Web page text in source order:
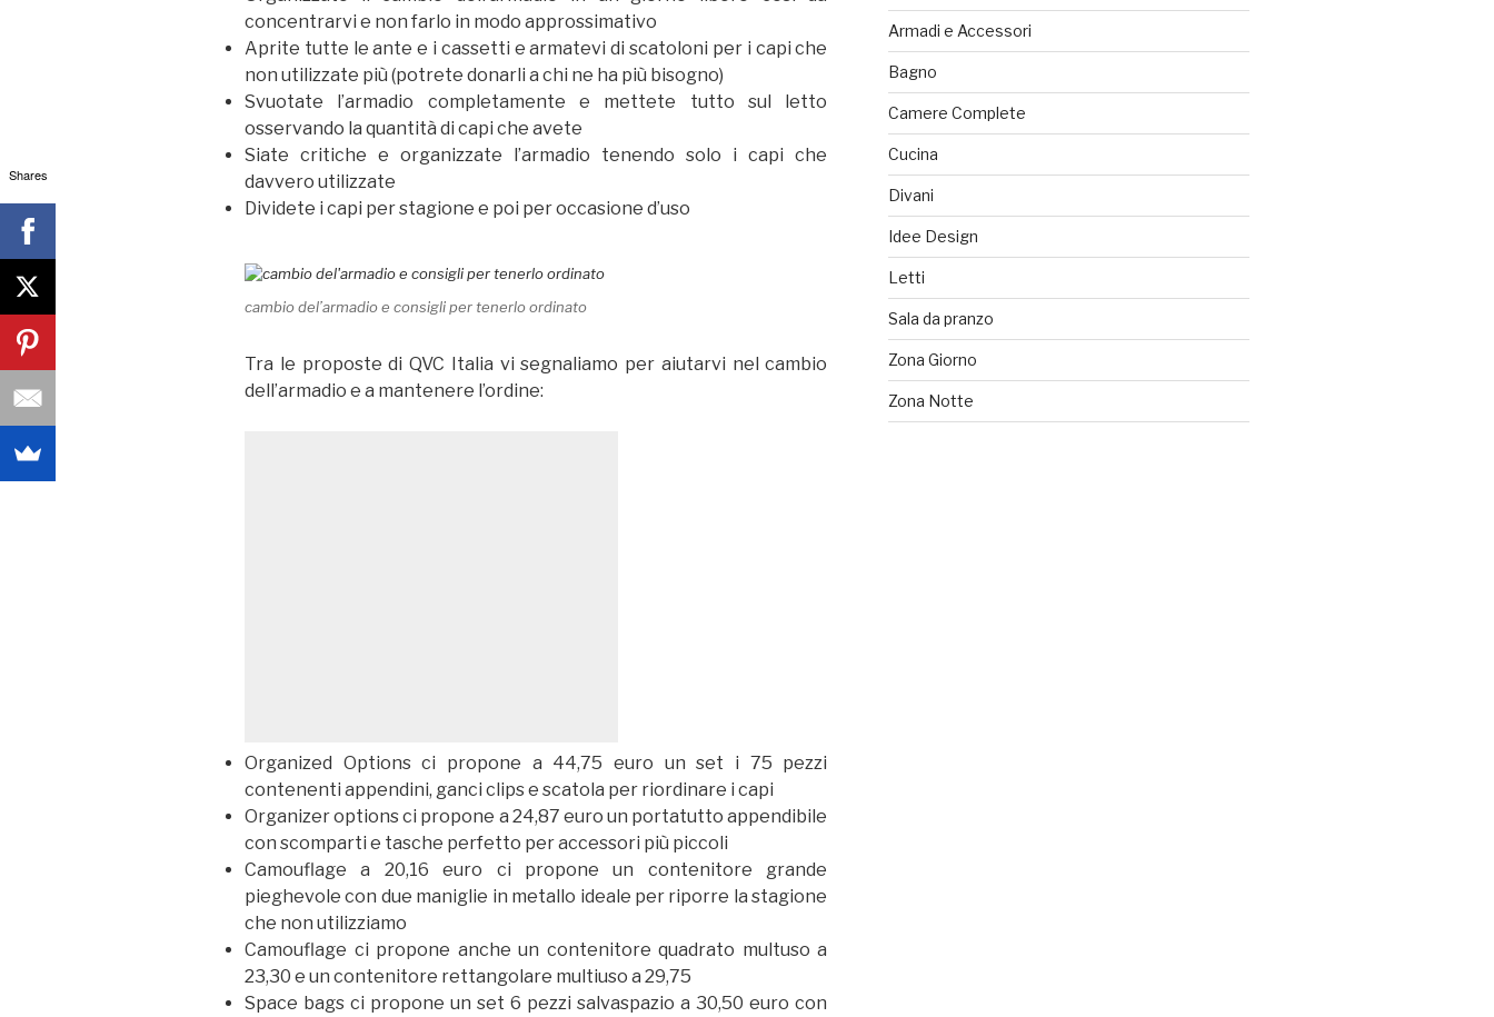
concentrarvi e non farlo in modo approssimativo
Aprite tutte le ante e i cassetti e armatevi di scatoloni per i capi che
non utilizzate più (potrete donarli a chi ne ha più bisogno)
Svuotate l’armadio completamente e mettete tutto sul letto
osservando la quantità di capi che avete
Siate critiche e organizzate l’armadio tenendo solo i capi che
davvero utilizzate
Dividete i capi per stagione e poi per occasione d’uso
cambio del’armadio e consigli per tenerlo ordinato
Tra le proposte di QVC Italia vi segnaliamo per aiutarvi nel cambio
dell’armadio e a mantenere l’ordine:
Organized Options ci propone a 44,75 euro un set i 75 pezzi
contenenti appendini, ganci clips e scatola per riordinare i capi
Organizer options ci propone a 24,87 euro un portatutto appendibile
con scomparti e tasche perfetto per accessori più piccoli
Camouflage a 20,16 euro ci propone un contenitore grande
pieghevole con due maniglie in metallo ideale per riporre la stagione
che non utilizziamo
Camouflage ci propone anche un contenitore quadrato multuso a
23,30 e un contenitore rettangolare multiuso a 29,75
Space bags ci propone un set 6 pezzi salvaspazio a 30,50 euro con
Armadi e Accessori
Bagno
Camere Complete
Cucina
Divani
Idee Design
Letti
Sala da pranzo
Zona Giorno
Zona Notte
Shares